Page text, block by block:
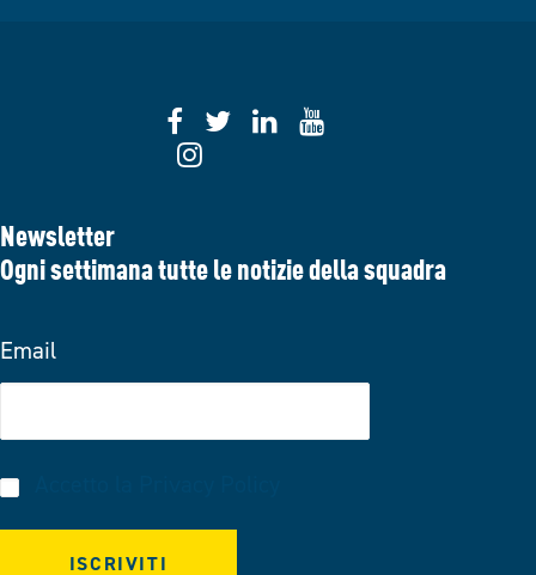
Newsletter
Ogni settimana tutte le notizie della squadra
Email